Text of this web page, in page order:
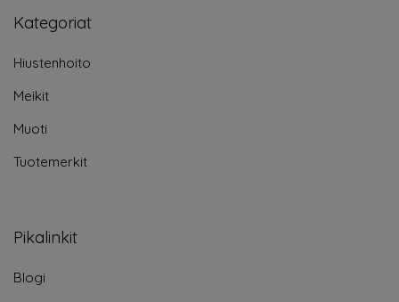
Kategoriat
Hiustenhoito
Meikit
Muoti
Tuotemerkit
Pikalinkit
Blogi